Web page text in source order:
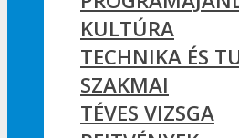
KULTÚRA
TECHNIKA ÉS
SZAKMAI
TÉVES VIZSGA